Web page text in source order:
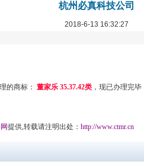
杭州必真科技公司
2018-6-13 16:32:27
的商标： 董家乐 35.37.42类，现已办理完毕
提供,转载请注明出处： http://www.ctmr.cn